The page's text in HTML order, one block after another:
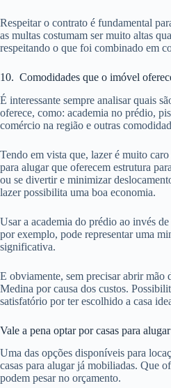
Respeitar o contrato é fundamental
as multas costumam ser muito altas
respeitando o que foi combinado em
10. Comodidades que o imóvel
É interessante sempre analisar quais
oferece, como: academia no prédio,
comércio na região e outras
Tendo em vista que, lazer é muito
para alugar que oferecem estrutura
ou se divertir e minimizar
lazer possibilita uma boa economia.
Usar a academia do prédio ao invés
por exemplo, pode representar uma
significativa.
E obviamente, sem precisar abrir mão
Medina por causa dos custos.
satisfatório por ter escolhido a casa
Vale a pena optar por casas para
Uma das opções disponíveis para
casas para alugar já mobiliadas. Que
podem pesar no orçamento.